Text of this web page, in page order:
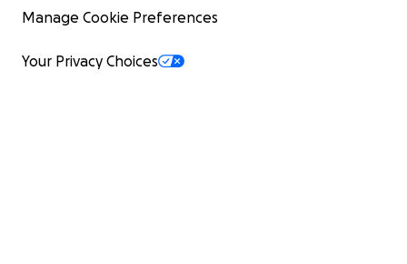
Manage Cookie Preferences
Your Privacy Choices